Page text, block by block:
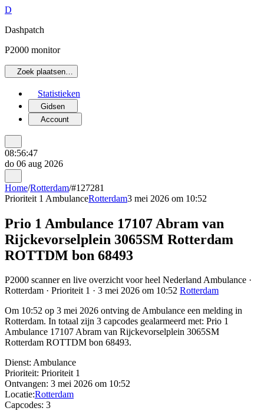
D
Dashpatch
P2000 monitor
Zoek plaatsen…
Statistieken
Gidsen
Account
08:56:47
do 06 aug 2026
Home/Rotterdam/#127281
Prioriteit 1 AmbulanceRotterdam3 mei 2026 om 10:52
Prio 1 Ambulance 17107 Abram van
Rijckevorselplein 3065SM Rotterdam
ROTTDM bon 68493
P2000 scanner en live overzicht voor heel Nederland Ambulance ·
Rotterdam · Prioriteit 1 · 3 mei 2026 om 10:52 Rotterdam
Om 10:52 op 3 mei 2026 ontving de Ambulance een melding in
Rotterdam. In totaal zijn 3 capcodes gealarmeerd met: Prio 1
Ambulance 17107 Abram van Rijckevorselplein 3065SM
Rotterdam ROTTDM bon 68493.
Dienst: Ambulance
Prioriteit: Prioriteit 1
Ontvangen: 3 mei 2026 om 10:52
Locatie:Rotterdam
Capcodes: 3